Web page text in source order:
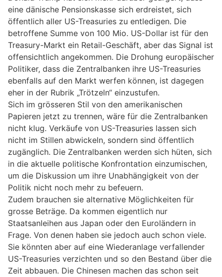
eine dänische Pensionskasse sich erdreistet, sich
öffentlich aller US-Treasuries zu entledigen. Die
betroffene Summe von 100 Mio. US-Dollar ist für den
Treasury-Markt ein Retail-Geschäft, aber das Signal ist
offensichtlich angekommen. Die Drohung europäischer
Politiker, dass die Zentralbanken ihre US-Treasuries
ebenfalls auf den Markt werfen können, ist dagegen
eher in der Rubrik „Trötzeln“ einzustufen.
Sich im grösseren Stil von den amerikanischen
Papieren jetzt zu trennen, wäre für die Zentralbanken
nicht klug. Verkäufe von US-Treasuries lassen sich
nicht im Stillen abwickeln, sondern sind öffentlich
zugänglich. Die Zentralbanken werden sich hüten, sich
in die aktuelle politische Konfrontation einzumischen,
um die Diskussion um ihre Unabhängigkeit von der
Politik nicht noch mehr zu befeuern.
Zudem brauchen sie alternative Möglichkeiten für
grosse Beträge. Da kommen eigentlich nur
Staatsanleihen aus Japan oder den Euroländern in
Frage. Von denen haben sie jedoch auch schon viele.
Sie könnten aber auf eine Wiederanlage verfallender
US-Treasuries verzichten und so den Bestand über die
Zeit abbauen. Die Chinesen machen das schon seit